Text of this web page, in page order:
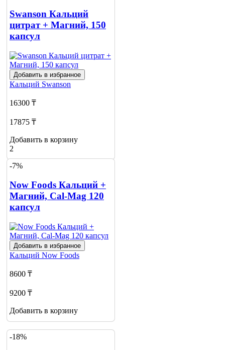
Swanson Кальций
цитрат + Магний, 150
капсул
Добавить в избранное
Кальций Swanson
16300 ₸
17875 ₸
Добавить в корзину
2
-7%
Now Foods Кальций +
Магний, Cal-Mag 120
капсул
Добавить в избранное
Кальций Now Foods
8600 ₸
9200 ₸
Добавить в корзину
-18%